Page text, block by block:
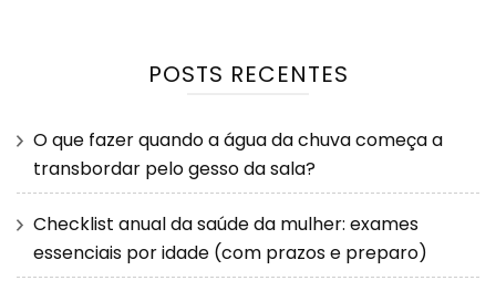
POSTS RECENTES
O que fazer quando a água da chuva começa a
transbordar pelo gesso da sala?
Checklist anual da saúde da mulher: exames
essenciais por idade (com prazos e preparo)